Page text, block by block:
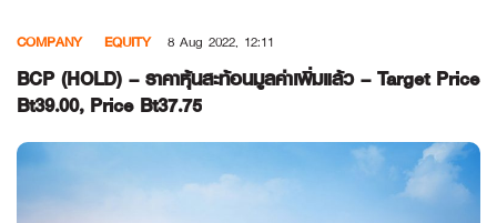
content
COMPANY EQUITY 8 Aug 2022, 12:11
BCP (HOLD) – ราคาหุ้นสะท้อนมูลค่าเพิ่มแล้ว – Target Price
Bt39.00, Price Bt37.75